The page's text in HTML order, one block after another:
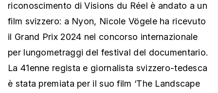
riconoscimento di Visions du Réel è andato a un
film svizzero: a Nyon, Nicole Vögele ha ricevuto
il Grand Prix 2024 nel concorso internazionale
per lungometraggi del festival del documentario.
La 41enne regista e giornalista svizzero-tedesca
è stata premiata per il suo film ‘The Landscape